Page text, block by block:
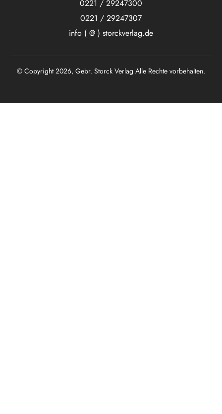
0221 / 29247300
0221 / 29247307
info ( @ ) storckverlag.de
© Copyright 2026, Gebr. Storck Verlag Alle Rechte vorbehalten.